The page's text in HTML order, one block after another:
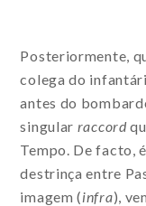
Posteriormente,
colega do
antes do
singular raccord
Tempo. De facto,
destrinça entre
imagem (infra),